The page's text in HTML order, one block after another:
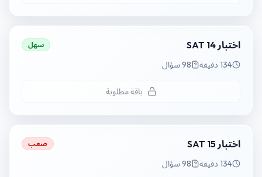
اختبار SAT 14 سهل
134 دقيقة 98 سؤال
باقة مطلوبة
اختبار SAT 15 صعب
134 دقيقة 98 سؤال